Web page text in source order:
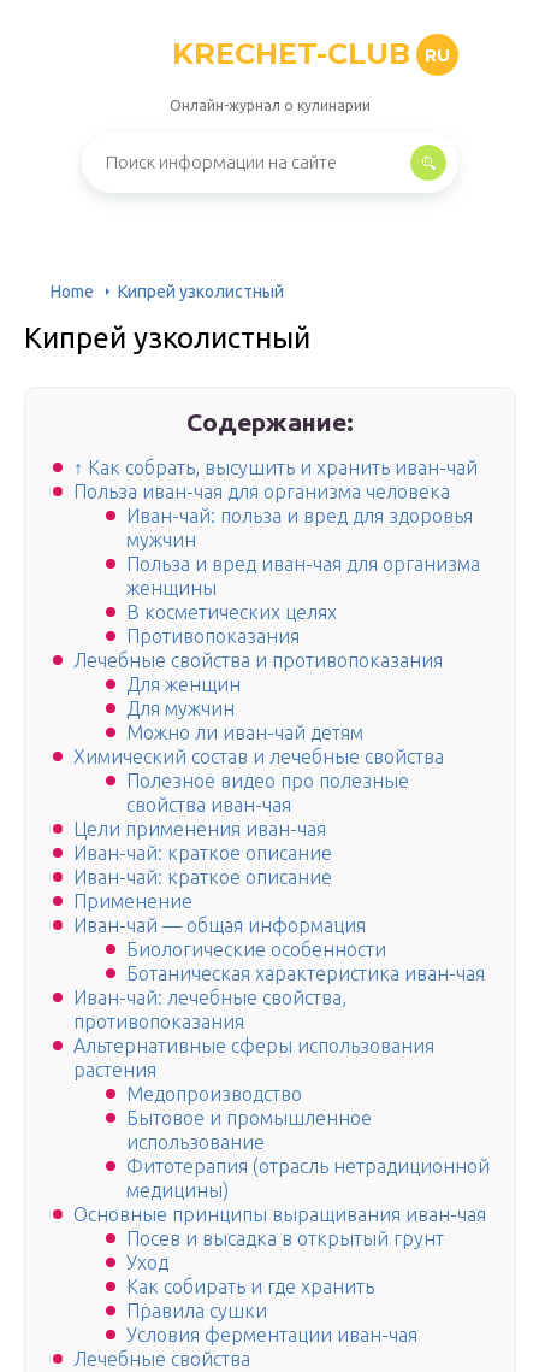
KRECHET-CLUB RU
Онлайн-журнал о кулинарии
Home Кипрей узколистный
Кипрей узколистный
Содержание:
↑ Как собрать, высушить и хранить иван-чай
Польза иван-чая для организма человека
Иван-чай: польза и вред для здоровья
мужчин
Польза и вред иван-чая для организма
женщины
В косметических целях
Противопоказания
Лечебные свойства и противопоказания
Для женщин
Для мужчин
Можно ли иван-чай детям
Химический состав и лечебные свойства
Полезное видео про полезные
свойства иван-чая
Цели применения иван-чая
Иван-чай: краткое описание
Иван-чай: краткое описание
Применение
Иван-чай — общая информация
Биологические особенности
Ботаническая характеристика иван-чая
Иван-чай: лечебные свойства,
противопоказания
Альтернативные сферы использования
растения
Медопроизводство
Бытовое и промышленное
использование
Фитотерапия (отрасль нетрадиционной
медицины)
Основные принципы выращивания иван-чая
Посев и высадка в открытый грунт
Уход
Как собирать и где хранить
Правила сушки
Условия ферментации иван-чая
Лечебные свойства